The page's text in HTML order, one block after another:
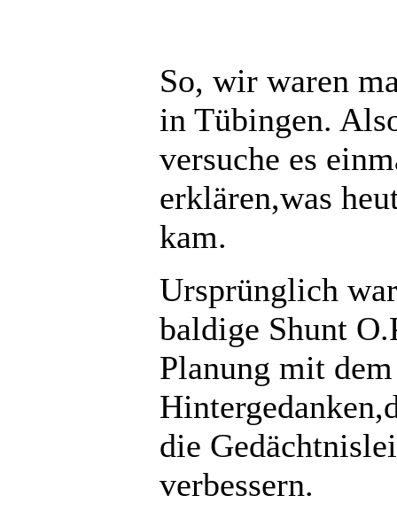
So, wir waren
in Tübingen.
versuche es
erklären,was
kam.
Ursprünglich
baldige Shunt
Planung mit dem
die
verbessern.